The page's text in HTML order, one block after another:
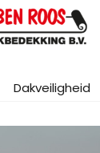
Dakveiligheid